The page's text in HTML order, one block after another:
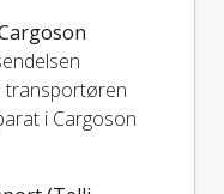
transportøren
i Cargoson